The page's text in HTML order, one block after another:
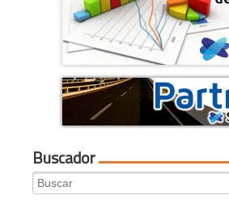
Buscador
Search
for: